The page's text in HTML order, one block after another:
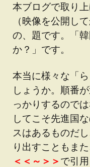
本ブログで取り上
（映像を公開し
の、題です。「
か？」です。
本当に様々な「
しょうか。順番
っかりするので
してこそ先進国
スはあるものだ
り出すこともま
＜＜～＞＞ で引